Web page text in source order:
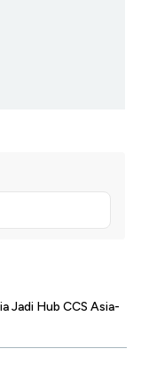
Jadi Hub CCS Asia-